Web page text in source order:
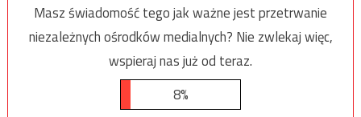
Masz świadomość tego jak ważne jest przetrwanie
niezależnych ośrodków medialnych? Nie zwlekaj więc,
wspieraj nas już od teraz.
8%